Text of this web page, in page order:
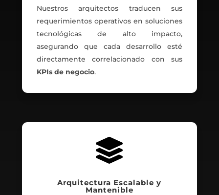
Nuestros arquitectos traducen sus
requerimientos operativos en soluciones
tecnológicas de alto impacto,
asegurando que cada desarrollo esté
directamente correlacionado con sus
KPIs de negocio.

Arquitectura Escalable y
Mantenible